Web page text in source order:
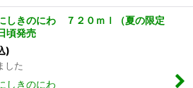
きのにわ ７２０ｍｌ（夏の限定
頃発売
)
した
しきのにわ